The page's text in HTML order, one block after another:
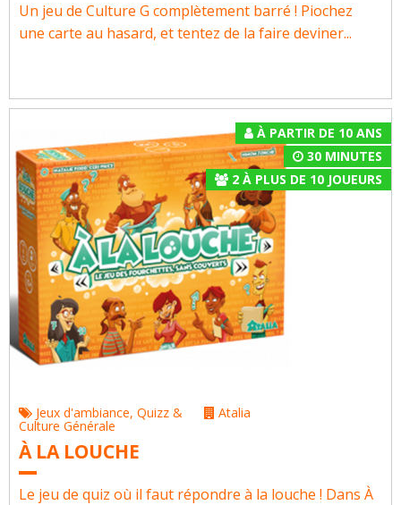
Un jeu de Culture G complètement barré ! Piochez
une carte au hasard, et tentez de la faire deviner...
À PARTIR DE 10 ANS
30 MINUTES
2À PLUS DE 10JOUEURS
Jeux d'ambiance,Quizz &
Culture Générale
Atalia
À LA LOUCHE
Le jeu de quiz où il faut répondre à la louche ! Dans À